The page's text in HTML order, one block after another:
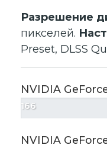
Разрешение
пикселей.
Preset, DLSS
NVIDIA
166
NVIDIA